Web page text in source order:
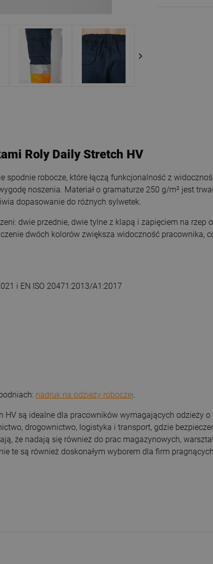
Roly Daily Stretch HV
spodnie robocze, które łączą funkcjonalność z
noszenia. Materiał o gramaturze 250 g/m² jest
dopasowanie do różnych sylwetek.
dwie przednie, dwie tylne z klapą i zapięciem na rzep
dwóch kolorów zwiększa widoczność pracownika,
i EN ISO 20471:2013/A1:2017
nadruk na odzieży roboczej.
HV są idealne dla pracowników wymagających odzieży
drogownictwo, logistyka i transport, gdzie
że nadają się również do prac magazynowych,
te są również doskonałym wyborem dla firm